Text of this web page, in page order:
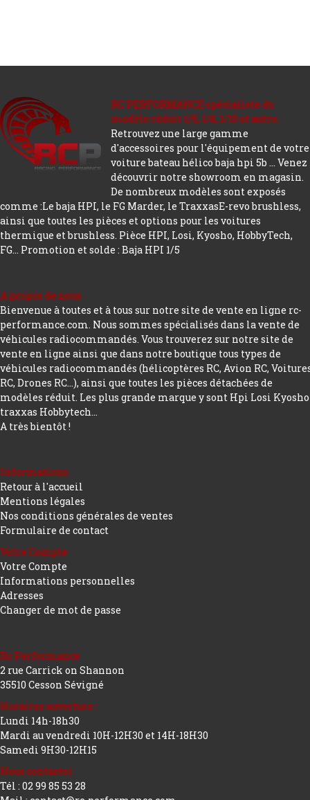
RC PERFORMANCE spécialiste du
modèle réduit 1/5, 1/8, 1/10 et autre.
Retrouvez une large gamme
d'accessoires pour l'équipement de votre
voiture bateau hélico baja hpi 5b ... Venez
découvrir notre showroom en magasin.
De nombreux modèles sont exposés
comme :Le baja HPI, le FG Marder, le TraxxasE-revo brushless,
ainsi que toutes les pièces et options pour les voitures
thermique et brushless. Pièce HPI, Losi, Kyosho, HobbyTech,
FG... Promotion et solde : Baja HPI 1/5
A propos de nous
Bienvenue à toutes et à tous sur notre site de vente en ligne rc-
performance.com. Nous sommes spécialisés dans la vente de
véhicules radiocommandés. Vous trouverez sur notre site de
vente en ligne ainsi que dans notre boutique tous types de
véhicules radiocommandés (hélicoptères RC, Avion RC,
RC, Drones RC…), ainsi que toutes les pièces détachées de
modèles réduit. Les plus grande marque y sont Hpi Losi Kyosho
traxxas Hobbytech...
A très bientôt !
Informations
Retour à l'accueil
Mentions légales
Nos conditions générales de ventes
Formulaire de contact
Votre Compte
Votre Compte
Informations personnelles
Adresses
Changer de mot de passe
Rc Performance
2 rue Carrick on Shannon
35510 Cesson Sévigné
Horaires ouverture :
Lundi 14h-18h30
Mardi au vendredi 10H-12H30 et 14H-18H30
Samedi 9H30-12H15
Nous contacter
Tél : 02 99 85 53 28